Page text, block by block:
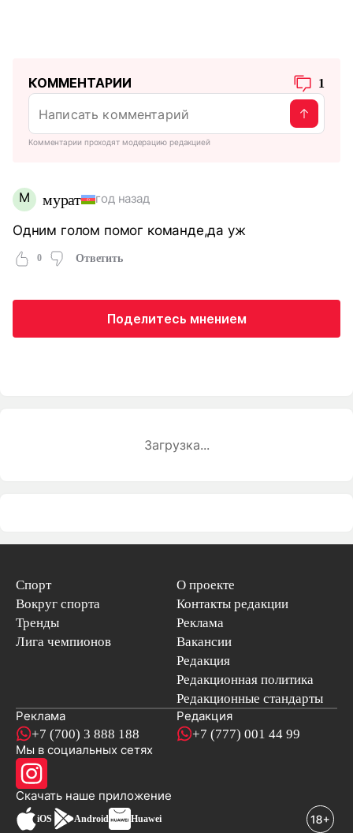
КОММЕНТАРИИ 1
Комментарии проходят модерацию редакцией
М мурат год назад
Одним голом помог команде,да уж
0 Ответить
Поделитесь мнением
Загрузка...
Спорт
Вокруг спорта
Тренды
Лига чемпионов
О проекте
Контакты редакции
Реклама
Вакансии
Редакция
Редакционная политика
Редакционные стандарты
Реклама
+7 (700) 3 888 188
Редакция
+7 (777) 001 44 99
Мы в социальных сетях
Скачать наше приложениеновостей
iOS Android Huawei